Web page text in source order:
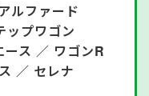
アルファード
ップワゴン
ース ／ ワゴンR
／ セレナ